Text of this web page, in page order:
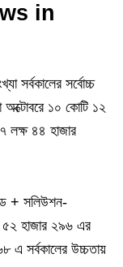
in
সর্বকালের সর্বোচ্চ
১০ কোটি ১২
লক্ষ ৪৪ হাজার
+ সলিউশন-
৫২ হাজার ২৯৬ এর
এ সর্বকালের উচ্চতায়